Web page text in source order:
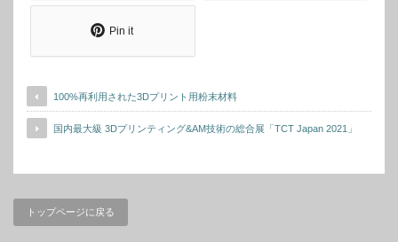
Pin it
100%再利用された3Dプリント用粉末材料
国内最大級 3Dプリンティング&AM技術の総合展「TCT Japan 2021」
トップページに戻る